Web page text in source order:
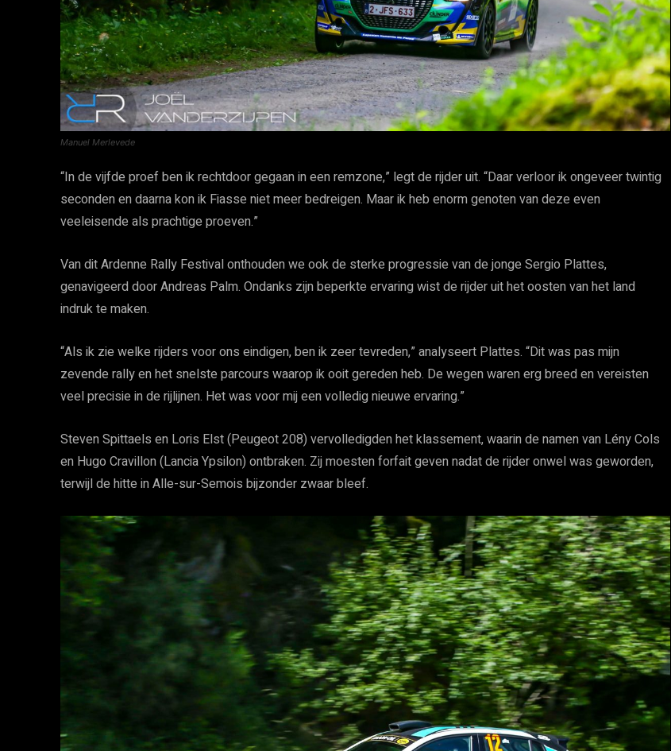
Manuel Merlevede
“In de vijfde proef ben ik rechtdoor gegaan in een remzone,” legt de rijder uit. “Daar verloor ik ongeveer twintig
seconden en daarna kon ik Fiasse niet meer bedreigen. Maar ik heb enorm genoten van deze even
veeleisende als prachtige proeven.”
Van dit Ardenne Rally Festival onthouden we ook de sterke progressie van de jonge Sergio Plattes,
genavigeerd door Andreas Palm. Ondanks zijn beperkte ervaring wist de rijder uit het oosten van het land
indruk te maken.
“Als ik zie welke rijders voor ons eindigen, ben ik zeer tevreden,” analyseert Plattes. “Dit was pas mijn
zevende rally en het snelste parcours waarop ik ooit gereden heb. De wegen waren erg breed en vereisten
veel precisie in de rijlijnen. Het was voor mij een volledig nieuwe ervaring.”
Steven Spittaels en Loris Elst (Peugeot 208) vervolledigden het klassement, waarin de namen van Lény Cols
en Hugo Cravillon (Lancia Ypsilon) ontbraken. Zij moesten forfait geven nadat de rijder onwel was geworden,
terwijl de hitte in Alle-sur-Semois bijzonder zwaar bleef.